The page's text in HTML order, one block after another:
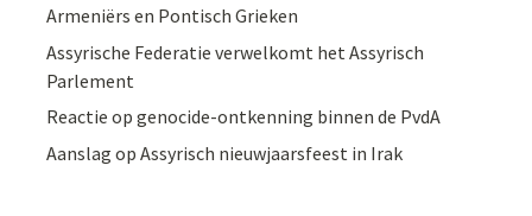
Armeniërs en Pontisch Grieken
Assyrische Federatie verwelkomt het Assyrisch
Parlement
Reactie op genocide-ontkenning binnen de PvdA
Aanslag op Assyrisch nieuwjaarsfeest in Irak